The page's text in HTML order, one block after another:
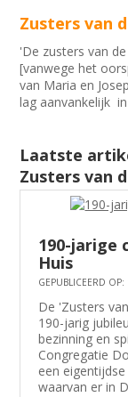
Zusters van
'De zusters van
[vanwege het
van Maria en
lag aanvankelijk
Laatste
Zusters van
190-jarige
Huis
GEPUBLICEERD
De 'Zusters
190-jarig
bezinning en
Congregatie
een
waarvan er in